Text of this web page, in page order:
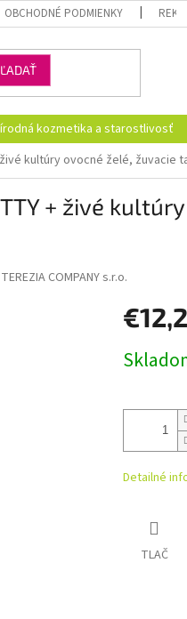
OBCHODNÉ PODMIENKY
kozmetika a starostlivosť
živé kultúry ovocné želé, žuvacie
+ živé
TEREZIA COMPANY s.r.o.
cena:
Detailné
TLAČ